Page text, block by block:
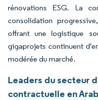
rénovations ESG. La
consolidation
offrant une logistique
gigaprojets continuent
modérée du marché.
Leaders du secteur
contractuelle en